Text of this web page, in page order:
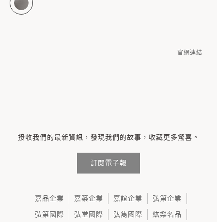
官網連結
接收我們的最新資訊，發現我們的故事，收藏更多驚喜。
訂閱電子報
嘉品企業 嘉築企業 嘉誼企業 弘第企業
弘第國際 弘堂國際 弘雋國際 紘樂名品